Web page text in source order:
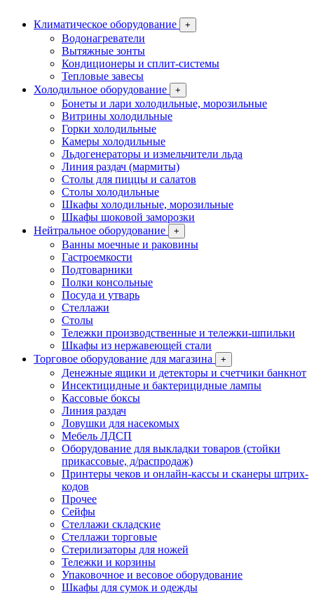
Климатическое оборудование +
Водонагреватели
Вытяжные зонты
Кондиционеры и сплит-системы
Тепловые завесы
Холодильное оборудование
+
Бонеты и лари холодильные, морозильные
Витрины холодильные
Горки холодильные
Камеры холодильные
Льдогенераторы и измельчители льда
Линия раздач (мармиты)
Столы для пиццы и салатов
Столы холодильные
Шкафы холодильные, морозильные
Шкафы шоковой заморозки
Нейтральное оборудование
+
Ванны моечные и раковины
Гастроемкости
Подтоварники
Полки консольные
Посуда и утварь
Стеллажи
Столы
Тележки производственные и тележки-шпильки
Шкафы из нержавеющей стали
Торговое оборудование для магазина
+
Денежные ящики и детекторы и счетчики банкнот
Инсектицидные и бактерицидные лампы
Кассовые боксы
Линия раздач
Ловушки для насекомых
Мебель ЛДСП
Оборудование для выкладки товаров (стойки
прикассовые, д/распродаж)
Принтеры чеков и онлайн-кассы и сканеры штрих-
кодов
Прочее
Сейфы
Стеллажи складские
Стеллажи торговые
Стерилизаторы для ножей
Тележки и корзины
Упаковочное и весовое оборудование
Шкафы для сумок и одежды